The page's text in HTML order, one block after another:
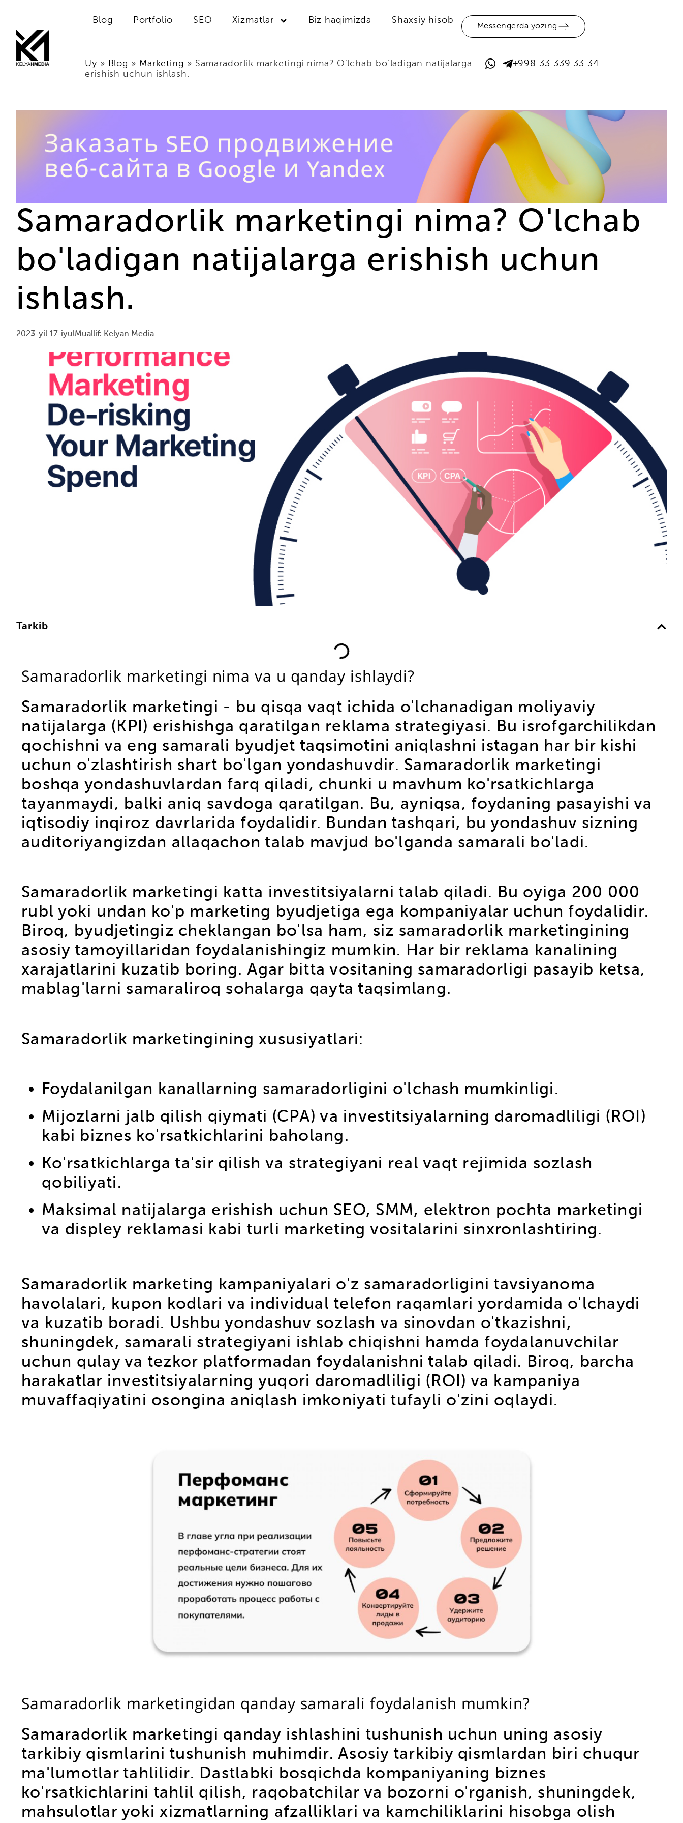
Blog Portfolio SEO Xizmatlar Biz haqimizda Shaxsiy hisob
Messengerda yozing
Uy » Blog » Marketing » Samaradorlik marketingi nima? O'lchab bo'ladigan natijalarga
erishish uchun ishlash.
+998 33 339 33 34
Samaradorlik marketingi nima? O'lchab
bo'ladigan natijalarga erishish uchun
ishlash.
2023-yil 17-iyulMuallif: Kelyan Media
Tarkib
Samaradorlik marketingi nima va u qanday ishlaydi?
Samaradorlik marketingi - bu qisqa vaqt ichida o'lchanadigan moliyaviy
natijalarga (KPI) erishishga qaratilgan reklama strategiyasi. Bu isrofgarchilikdan
qochishni va eng samarali byudjet taqsimotini aniqlashni istagan har bir kishi
uchun o'zlashtirish shart bo'lgan yondashuvdir. Samaradorlik marketingi
boshqa yondashuvlardan farq qiladi, chunki u mavhum ko'rsatkichlarga
tayanmaydi, balki aniq savdoga qaratilgan. Bu, ayniqsa, foydaning pasayishi va
iqtisodiy inqiroz davrlarida foydalidir. Bundan tashqari, bu yondashuv sizning
auditoriyangizdan allaqachon talab mavjud bo'lganda samarali bo'ladi.
Samaradorlik marketingi katta investitsiyalarni talab qiladi. Bu oyiga 200 000
rubl yoki undan ko'p marketing byudjetiga ega kompaniyalar uchun foydalidir.
Biroq, byudjetingiz cheklangan bo'lsa ham, siz samaradorlik marketingining
asosiy tamoyillaridan foydalanishingiz mumkin. Har bir reklama kanalining
xarajatlarini kuzatib boring. Agar bitta vositaning samaradorligi pasayib ketsa,
mablag'larni samaraliroq sohalarga qayta taqsimlang.
Samaradorlik marketingining xususiyatlari:
Foydalanilgan kanallarning samaradorligini o'lchash mumkinligi.
Mijozlarni jalb qilish qiymati (CPA) va investitsiyalarning daromadliligi (ROI)
kabi biznes ko'rsatkichlarini baholang.
Ko'rsatkichlarga ta'sir qilish va strategiyani real vaqt rejimida sozlash
qobiliyati.
Maksimal natijalarga erishish uchun SEO, SMM, elektron pochta marketingi
va displey reklamasi kabi turli marketing vositalarini sinxronlashtiring.
Samaradorlik marketing kampaniyalari o'z samaradorligini tavsiyanoma
havolalari, kupon kodlari va individual telefon raqamlari yordamida o'lchaydi
va kuzatib boradi. Ushbu yondashuv sozlash va sinovdan o'tkazishni,
shuningdek, samarali strategiyani ishlab chiqishni hamda foydalanuvchilar
uchun qulay va tezkor platformadan foydalanishni talab qiladi. Biroq, barcha
harakatlar investitsiyalarning yuqori daromadliligi (ROI) va kampaniya
muvaffaqiyatini osongina aniqlash imkoniyati tufayli o'zini oqlaydi.
Samaradorlik marketingidan qanday samarali foydalanish mumkin?
Samaradorlik marketingi qanday ishlashini tushunish uchun uning asosiy
tarkibiy qismlarini tushunish muhimdir. Asosiy tarkibiy qismlardan biri chuqur
ma'lumotlar tahlilidir. Dastlabki bosqichda kompaniyaning biznes
ko'rsatkichlarini tahlil qilish, raqobatchilar va bozorni o'rganish, shuningdek,
mahsulotlar yoki xizmatlarning afzalliklari va kamchiliklarini hisobga olish